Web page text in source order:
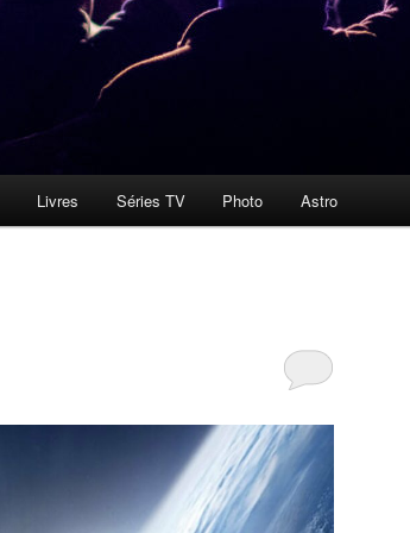
Livres Séries TV Photo Astro